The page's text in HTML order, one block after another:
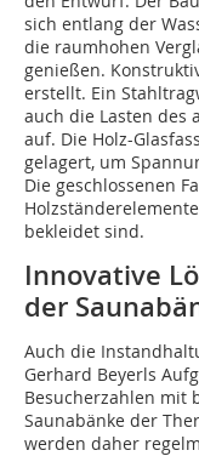
sich entlang der
die raumhohen
genießen.
erstellt. Ein
auch die Lasten des
auf. Die Holz-
gelagert, um
Die geschlossenen
bekleidet sind.
Innovative
der
Auch die
Gerhard Beyerls
Besucherzahlen mit
Saunabänke der
werden daher